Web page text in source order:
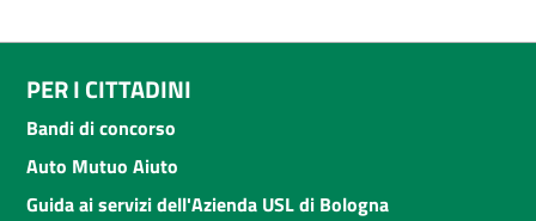
PER I CITTADINI
Bandi di concorso
Auto Mutuo Aiuto
Guida ai servizi dell'Azienda USL di Bologna